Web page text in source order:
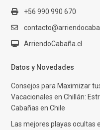
+56 990 990 670
ArriendoCabaña.cl
Datos y Novedades
Consejos para Maximizar
Vacacionales en Chillán:
Cabañas en Chile
Las mejores playas ocultas